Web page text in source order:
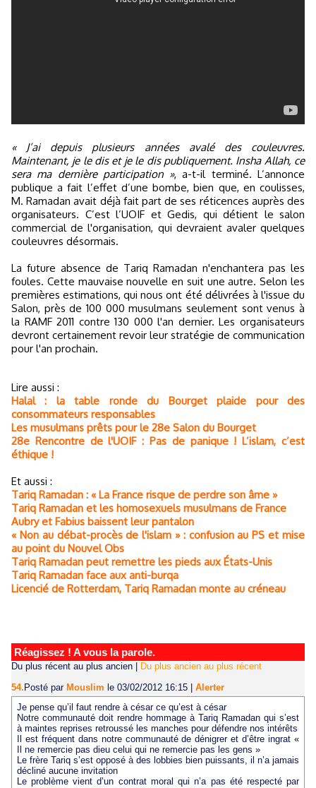
« J’ai depuis plusieurs années avalé des couleuvres.
Maintenant, je le dis et je le dis publiquement. Insha Allah, ce
sera ma dernière participation », a-t-il terminé. L’annonce
publique a fait l’effet d’une bombe, bien que, en coulisses,
M. Ramadan avait déjà fait part de ses réticences auprès des
organisateurs. C’est l’UOIF et Gedis, qui détient le salon
commercial de l'organisation, qui devraient avaler quelques
couleuvres désormais.
La future absence de Tariq Ramadan n'enchantera pas les
foules. Cette mauvaise nouvelle en suit une autre. Selon les
premières estimations, qui nous ont été délivrées à l'issue du
Salon, près de 100 000 musulmans seulement sont venus à
la RAMF 2011 contre 130 000 l'an dernier. Les organisateurs
devront certainement revoir leur stratégie de communication
pour l'an prochain.
Lire aussi :
Halal : la table ronde du Bourget plaide pour des
consommateurs responsables
Les musulmans prêts pour le 28e Salon du Bourget
28e Rencontre de l'UOIF : Pas de panique ! L’islam, c’est
éthique !
Et aussi :
Tariq Ramadan : « La France risque de perdre son âme »
Tariq Ramadan et les homosexuels musulmans de France
Aubry et Fabius baissent leur pantalon
« Non au débat-procès de l'islam » : confusion au PS et mise
au point du Nouvel Obs
Tariq Ramadan peut remettre les pieds aux États-Unis
Tariq Ramadan face aux anti-burqa
Licencié de Rotterdam, Tariq Ramadan monte au créneau
Réagissez ! A vous la parole.
Du plus récent au plus ancien
Du plus ancien au plus récent
54. Posté par Mouslim le 03/02/2012 16:15
Alerter
Je pense qu’il faut rendre à césar ce qu’est à césar
Notre communauté doit rendre hommage à Tariq Ramadan qui s’est
à maintes reprises retroussé les manches pour défendre nos intérêts
Il est fréquent dans notre communauté de dénigrer et d’être ingrat «
Il ne remercie pas dieu celui qui ne remercie pas les gens »
Le frère Tariq s’est opposé à des lobbies bien puissants, il n’a jamais
décliné aucune invitation
Le problème vient d’un contrat moral qui n’a pas été respecté par